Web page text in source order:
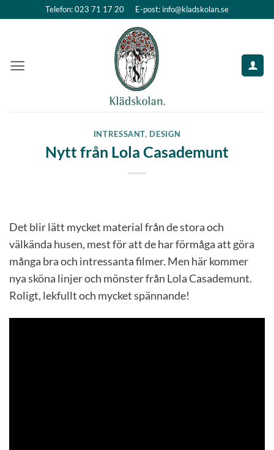
Telefon: 023 71 17 20 E-post: info@kladskolan.se
INTRESSANT, DESIGN
Nytt från Lola Casademunt
Det blir lätt mycket material från de stora och
välkända husen, mest för att de har förmåga att göra
många bra och intressanta filmer. Men här kommer
nya sköna linjer och mönster från Lola Casademunt.
Roligt, lekfullt och mycket spännande!